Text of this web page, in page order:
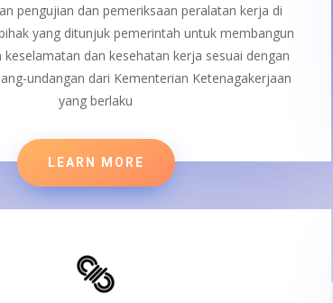
pengujian dan pemeriksaan peralatan kerja di
yang ditunjuk pemerintah untuk membangun
keselamatan dan kesehatan kerja sesuai dengan
undangan dari Kementerian Ketenagakerjaan
yang berlaku
LEARN MORE